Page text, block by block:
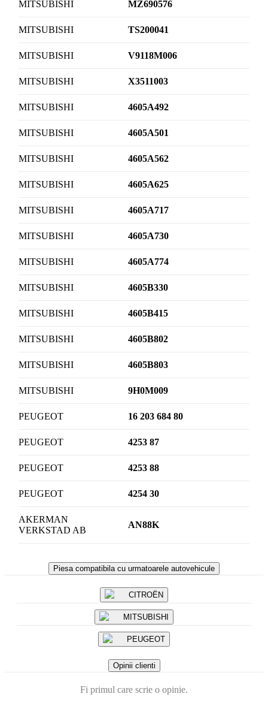
MITSUBISHI MZ690576
MITSUBISHI TS200041
MITSUBISHI V9118M006
MITSUBISHI X3511003
MITSUBISHI 4605A492
MITSUBISHI 4605A501
MITSUBISHI 4605A562
MITSUBISHI 4605A625
MITSUBISHI 4605A717
MITSUBISHI 4605A730
MITSUBISHI 4605A774
MITSUBISHI 4605B330
MITSUBISHI 4605B415
MITSUBISHI 4605B802
MITSUBISHI 4605B803
MITSUBISHI 9H0M009
PEUGEOT 16 203 684 80
PEUGEOT 4253 87
PEUGEOT 4253 88
PEUGEOT 4254 30
AKERMAN
VERKSTAD AB
AN88K
Piesa compatibila cu urmatoarele autovehicule
CITROËN
MITSUBISHI
PEUGEOT
Opinii clienti
Fi primul care scrie o opinie.